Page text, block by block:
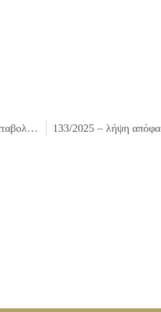
131/2025 – έγκριση δαπανών που πληρώθηκαν από την παγία προκαταβολή σχολικών μονάδων του Δήμου